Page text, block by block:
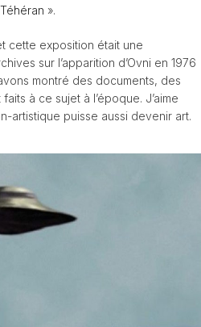
».
cette exposition était une
sur l’apparition d’Ovni en 1976
montré des documents, des
à ce sujet à l’époque. J’aime
artistique puisse aussi devenir art.